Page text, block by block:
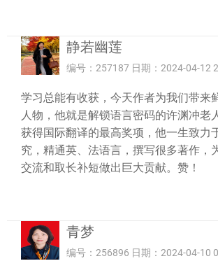
静若幽莲
编号：257187 日期：2024-04-12
学习总能有收获，今天作者为我们带来
人物，他就是解锁语言密码的许渊冲老
获得国际翻译的最高奖项，他一生致力
究，精通英、法语言，撰写很多著作，
交流和取长补短做出巨大贡献。赞！
青梦
编号：256896 日期：2024-04-10